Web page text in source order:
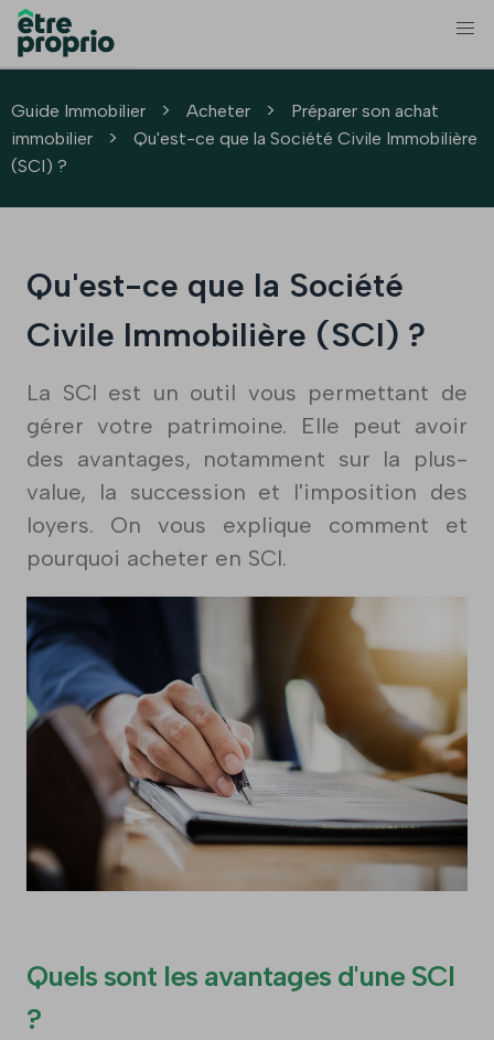
Guide Immobilier > Acheter >
Préparer son achat
immobilier
>
Qu'est-ce que la Société Civile Immobilière
(SCI) ?
Qu'est-ce que la Société
Civile Immobilière (SCI) ?
La SCI est un outil vous permettant de
gérer votre patrimoine. Elle peut avoir
des avantages, notamment sur la plus-
value, la succession et l'imposition des
loyers. On vous explique comment et
pourquoi acheter en SCI.
Quels sont les avantages d'une SCI
?